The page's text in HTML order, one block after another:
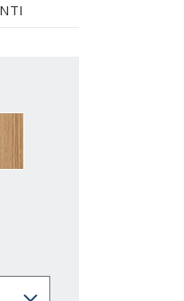
S OG RAL FARVER